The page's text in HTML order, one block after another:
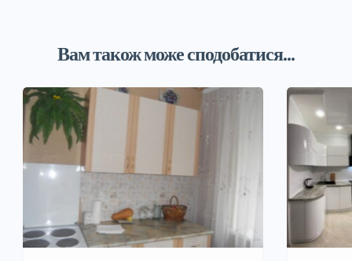
Вам також може сподобатися...